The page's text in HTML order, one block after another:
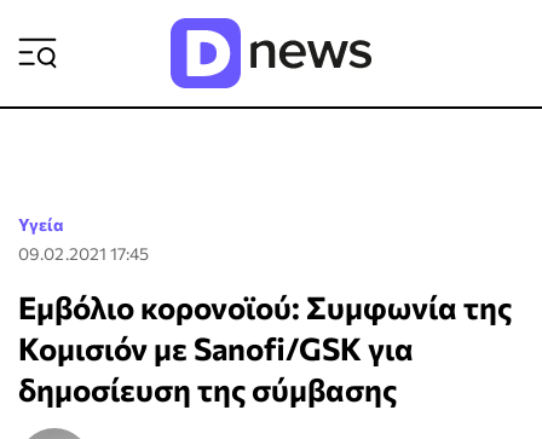
Υγεία
09.02.2021 17:45
Εμβόλιο κορονοϊού: Συμφωνία της
Κομισιόν με Sanofi/GSK για
δημοσίευση της σύμβασης